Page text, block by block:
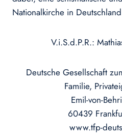
Nationalkirche in
V.i.S.d.P.R.:
Deutsche Gesellschaft
Familie,
Emil-von-
60439
www.tfp-